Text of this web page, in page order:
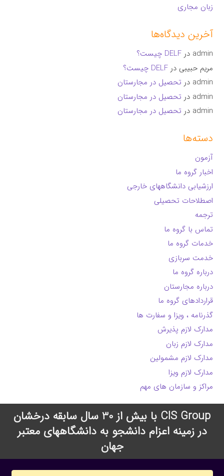
زبان مجاری
آخرین دیدگاه‌ها
admin درDELF چیست؟
مریم حبیبی درDELF چیست؟
admin در تحصیل در مجارستان
admin در تحصیل در مجارستان
admin در تحصیل در مجارستان
دسته‌ها
آزمون
اخبار گروه ما
ارزشیابی دانشگاههای خارجی
اصطلاحات تحصیلی
ترجمه
تماس با گروه ما
خدمات گروه ما
خدمت سربازی
درباره گروه ما
درباره مجارستان
قراردادهای گروه ما
گذرنامه ، ویزا و سفارت ها
مدارک لازم پذیرش
مدارک لازم زبان
مدارک لازم مشمولین
مدارک لازم ویزا
مراکز و سازمان های مهم
CIS Group با بیش از 30 سال سابقه درخشان
در زمینه اعزام دانشجو به دانشگاههای معتبر
جهان